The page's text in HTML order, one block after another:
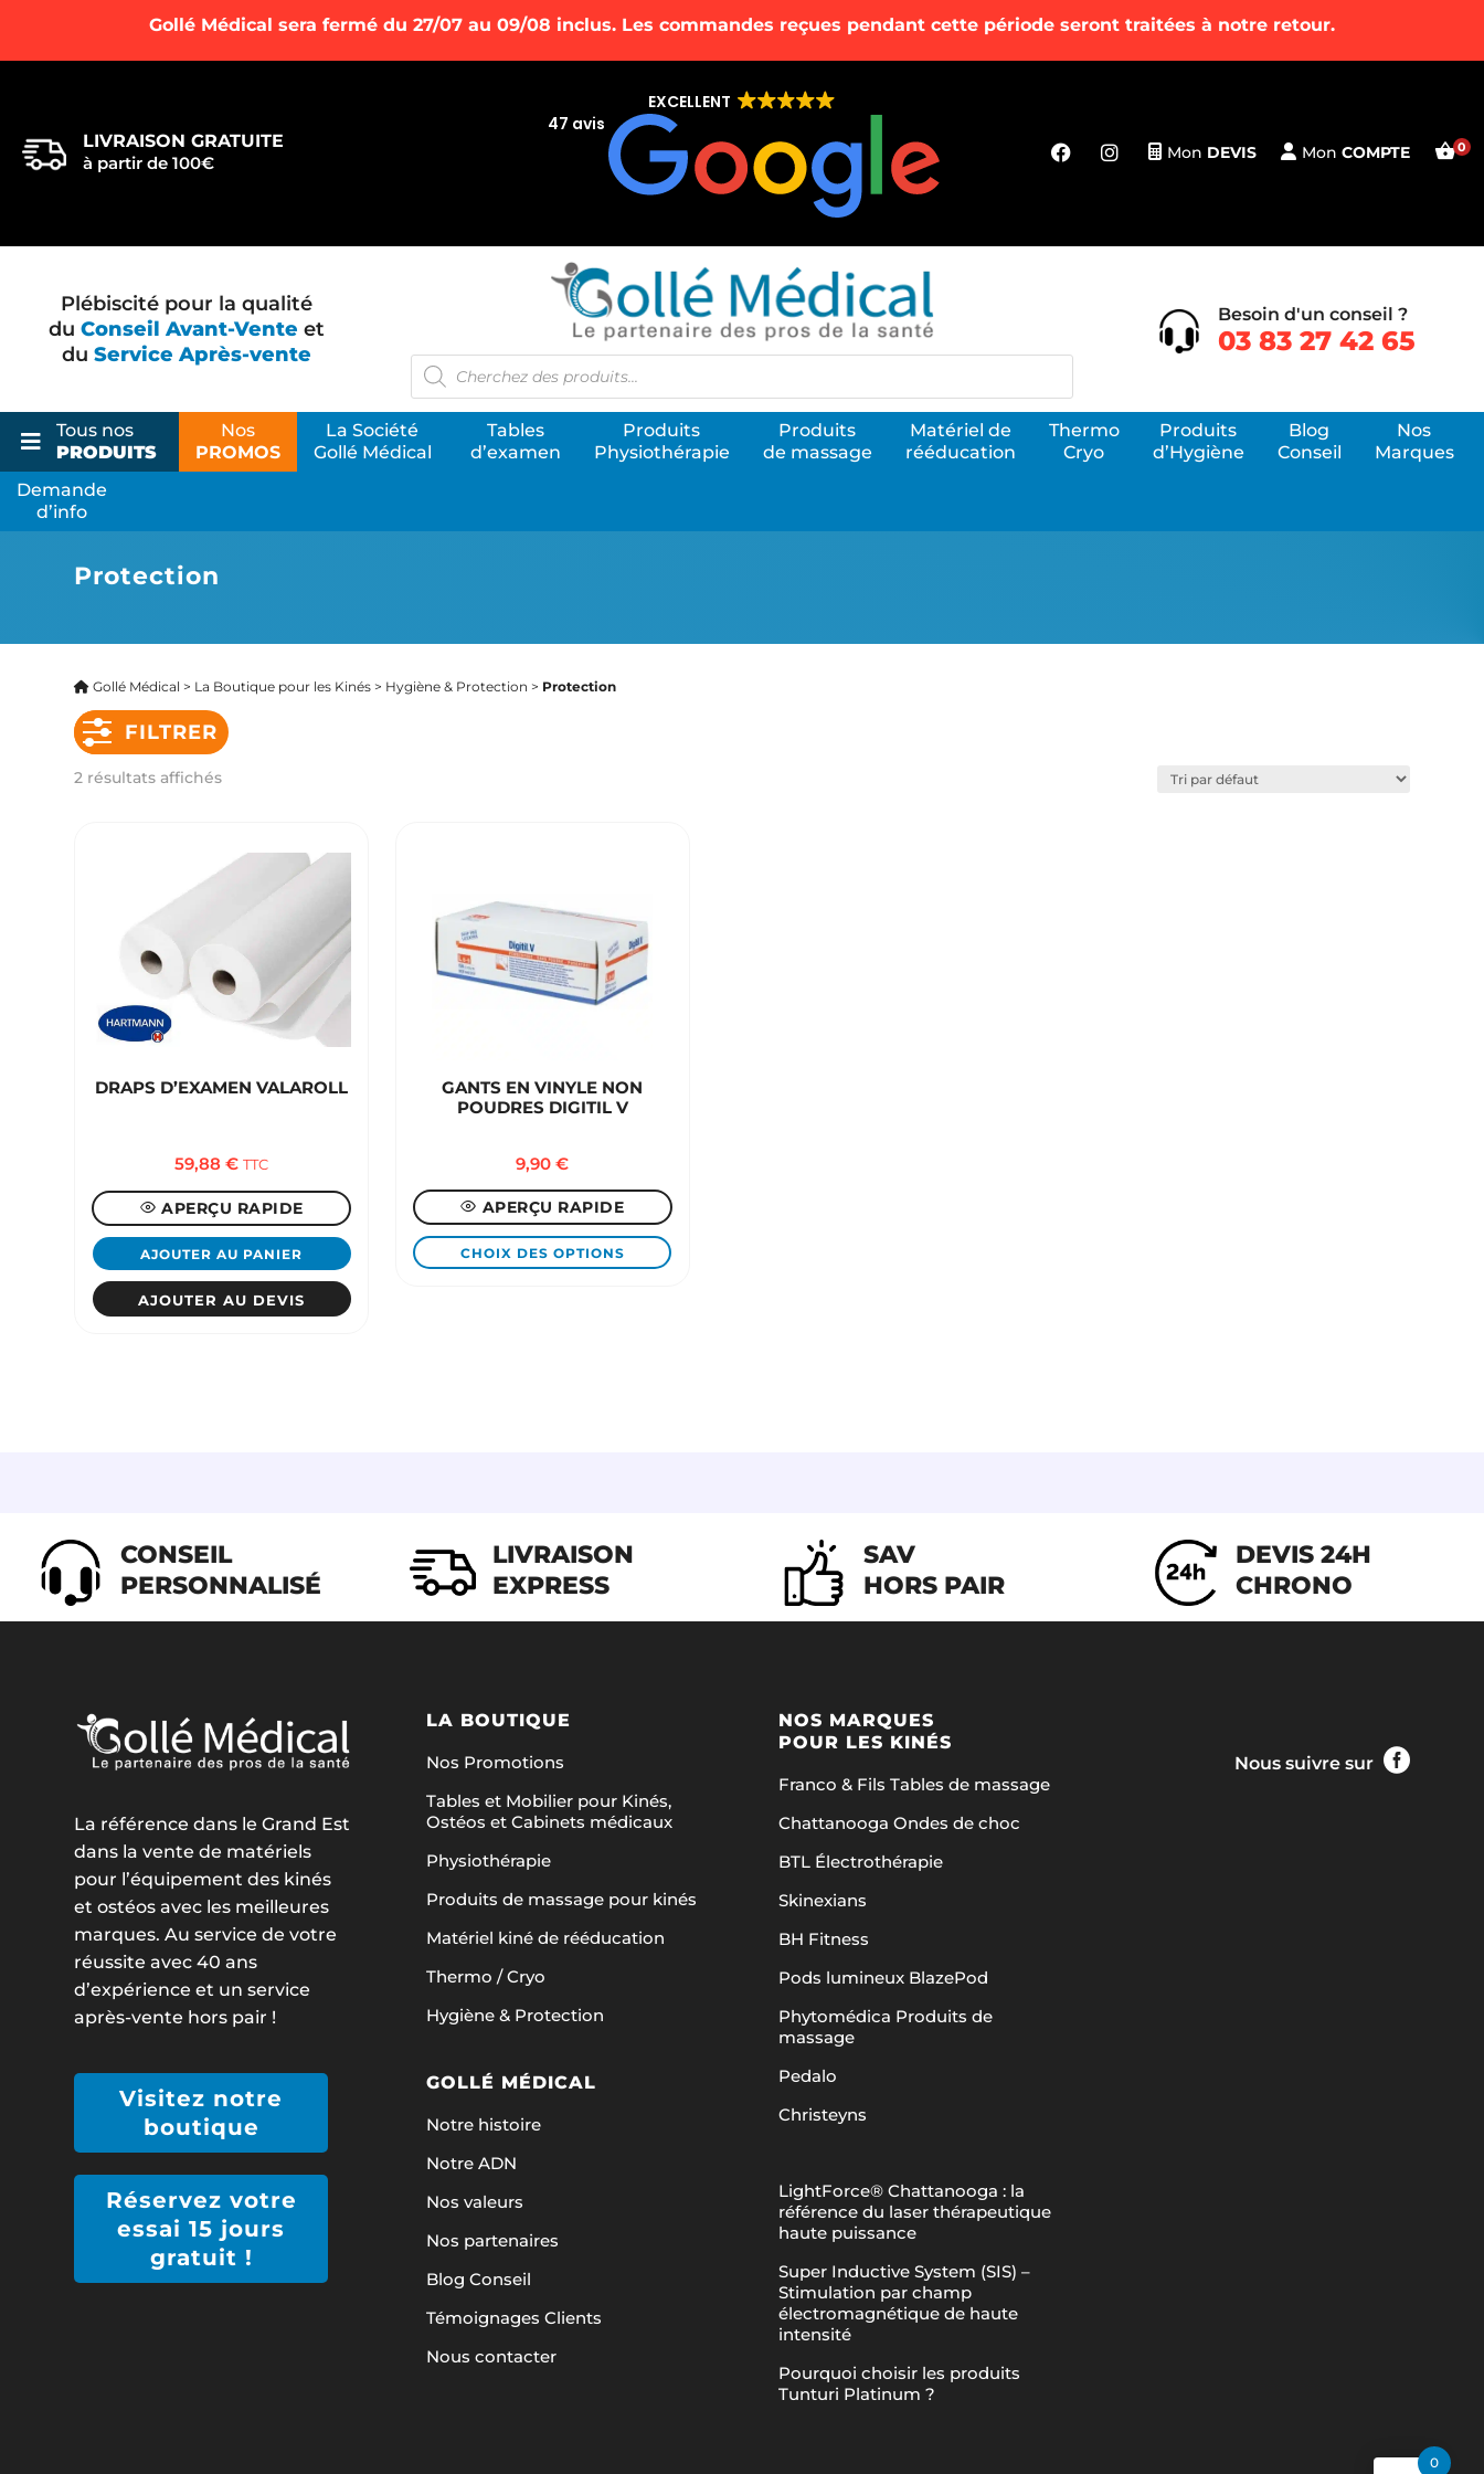
Gollé Médical sera fermé du 27/07 au 09/08 inclus. Les commandes reçues pendant cette période seront traitées à notre retour.
LIVRAISON GRATUITE
à partir de 100€
EXCELLENT
47 avis
Mon DEVIS Mon COMPTE
Plébiscité pour la qualité
duConseil Avant-Vente et
duService Après-vente
Recherche
de
produits
Besoin d'un conseil ?
03 83 27 42 65
Tous nos
PRODUITS
Produits d’hygiène Produits d'hygiène pour les professionnels de santé
Nos
PROMOS
La Société
Gollé Médical
Tables
d’examen
Produits
Physiothérapie
Produits
de massage
Matériel de
rééducation
Thermo
Cryo
Produits
d’Hygiène
Blog
Conseil
Nos
Marques
Demande
d’info
Protection
Gollé Médical > La Boutique pour les Kinés > Hygiène & Protection > Protection
FILTRER
2 résultats affichés
DRAPS D’EXAMEN VALAROLL
59,88€ TTC
APERÇU RAPIDE
AJOUTER AU PANIER
AJOUTER AU DEVIS
GANTS EN VINYLE NON
POUDRES DIGITIL V
9,90€
APERÇU RAPIDE
CHOIX DES OPTIONS
sur
la
page
CONSEIL
PERSONNALISÉ
LIVRAISON
EXPRESS
SAV
HORS PAIR
DEVIS 24H
CHRONO
La référence dans le Grand Est
dans la vente de matériels
pour l’équipement des kinés
et ostéos avec les meilleures
marques. Au service de votre
réussite avec 40 ans
d’expérience et un service
après-vente hors pair !
Visitez notre
boutique
Réservez votre
essai 15 jours
gratuit !
LA BOUTIQUE
Nos Promotions
Tables et Mobilier pour Kinés,
Ostéos et Cabinets médicaux
Physiothérapie
Produits de massage pour kinés
Matériel kiné de rééducation
Thermo / Cryo
Hygiène & Protection
GOLLÉ MÉDICAL
Notre histoire
Notre ADN
Nos valeurs
Nos partenaires
Blog Conseil
Témoignages Clients
Nous contacter
NOS MARQUES
POUR LES KINÉS
Franco & Fils Tables de massage
Chattanooga Ondes de choc
BTL Électrothérapie
Skinexians
BH Fitness
Pods lumineux BlazePod
Phytomédica Produits de
massage
Pedalo
Christeyns
LightForce® Chattanooga : la
référence du laser thérapeutique
haute puissance
Super Inductive System (SIS) –
Stimulation par champ
électromagnétique de haute
intensité
Pourquoi choisir les produits
Tunturi Platinum ?
Nous suivre sur 
0